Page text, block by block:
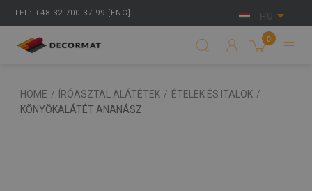
TEL: +48 32 700 37 99 [ENG] HU
0
HOME / ÍRÓASZTAL ALÁTÉTEK / ÉTELEK ÉS ITALOK /
KÖNYÖKALÁTÉT ANANÁSZ